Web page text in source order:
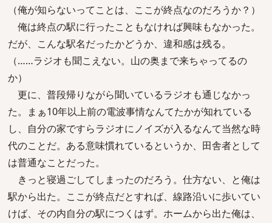
（俺が知らないってことは、ここが終点なのだろうか？）
俺は終点の駅に行ったこともなければ興味もなかった。
だが、こんな駅名だったかどうか、違和感は残る。
（……ラジオも聞こえない。山の奥まで来ちゃってるの
か）
更に、普段帰りながら聞いているラジオも通じなかっ
た。まぁ10年以上前の電波事情なんてたかが知れている
し、自分の家ですらラジオにノイズが入るなんて当然な時
代のことだ。ある意味慣れているというか、田舎者として
は普通なことだった。
きっと寝過ごしてしまったのだろう。仕方ない、と俺は
駅から出た。ここが終点だとすれば、線路沿いに歩いてい
けば、その内自分の駅につくはず。ホームから出た俺は、